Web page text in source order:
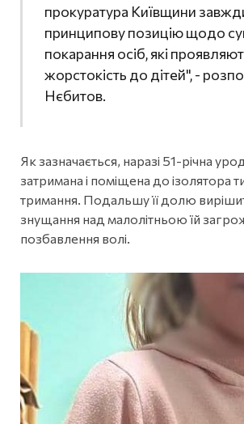
прокуратура Київщини
принципову позицію щодо
покарання осіб, які
жорстокість до дітей", -
Нєбитов.
Як зазначається, наразі 51-річна
затримана і поміщена до ізолятора
тримання. Подальшу її долю
знущання над малолітньою їй
позбавлення волі.